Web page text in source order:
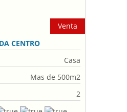
Venta
CENTRO
Casa
Mas de 500m2
2